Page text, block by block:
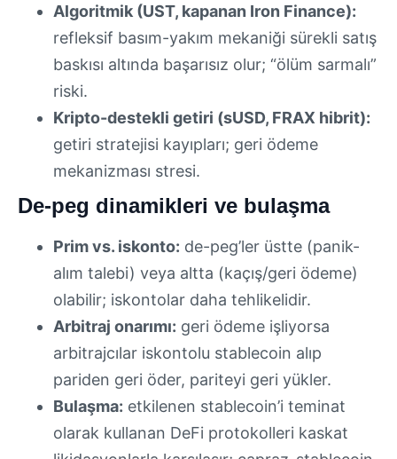
Algoritmik (UST, kapanan Iron Finance):
refleksif basım-yakım mekaniği sürekli satış
baskısı altında başarısız olur; “ölüm sarmalı”
riski.
Kripto-destekli getiri (sUSD, FRAX hibrit):
getiri stratejisi kayıpları; geri ödeme
mekanizması stresi.
De-peg dinamikleri ve bulaşma
Prim vs. iskonto: de-peg’ler üstte (panik-
alım talebi) veya altta (kaçış/geri ödeme)
olabilir; iskontolar daha tehlikelidir.
Arbitraj onarımı: geri ödeme işliyorsa
arbitrajcılar iskontolu stablecoin alıp
pariden geri öder, pariteyi geri yükler.
Bulaşma: etkilenen stablecoin’i teminat
olarak kullanan DeFi protokolleri kaskat